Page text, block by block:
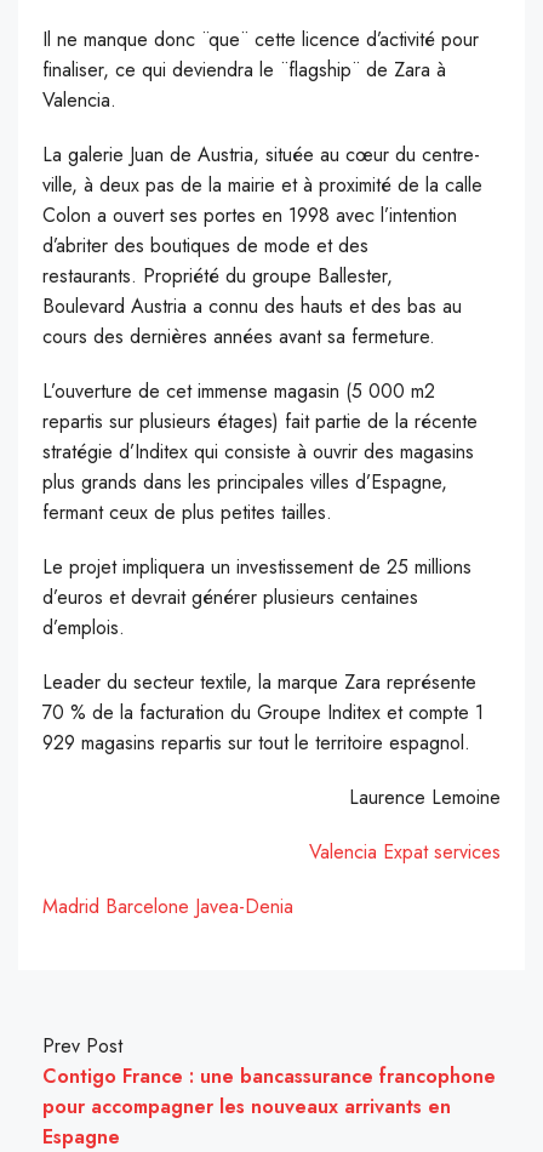
Il ne manque donc ¨que¨ cette licence d’activité pour
finaliser, ce qui deviendra le ¨flagship¨ de Zara à
Valencia.
La galerie Juan de Austria, située au cœur du centre-
ville, à deux pas de la mairie et à proximité de la calle
Colon a ouvert ses portes en 1998 avec l’intention
d’abriter des boutiques de mode et des
restaurants. Propriété du groupe Ballester,
Boulevard Austria a connu des hauts et des bas au
cours des dernières années avant sa fermeture.
L’ouverture de cet immense magasin (5 000 m2
repartis sur plusieurs étages) fait partie de la récente
stratégie d’Inditex qui consiste à ouvrir des magasins
plus grands dans les principales villes d’Espagne,
fermant ceux de plus petites tailles.
Le projet impliquera un investissement de 25 millions
d’euros et devrait générer plusieurs centaines
d’emplois.
Leader du secteur textile, la marque Zara représente
70 % de la facturation du Groupe Inditex et compte 1
929 magasins repartis sur tout le territoire espagnol.
Laurence Lemoine
Valencia Expat services
Madrid Barcelone Javea-Denia
Prev Post
Contigo France : une bancassurance francophone
pour accompagner les nouveaux arrivants en
Espagne